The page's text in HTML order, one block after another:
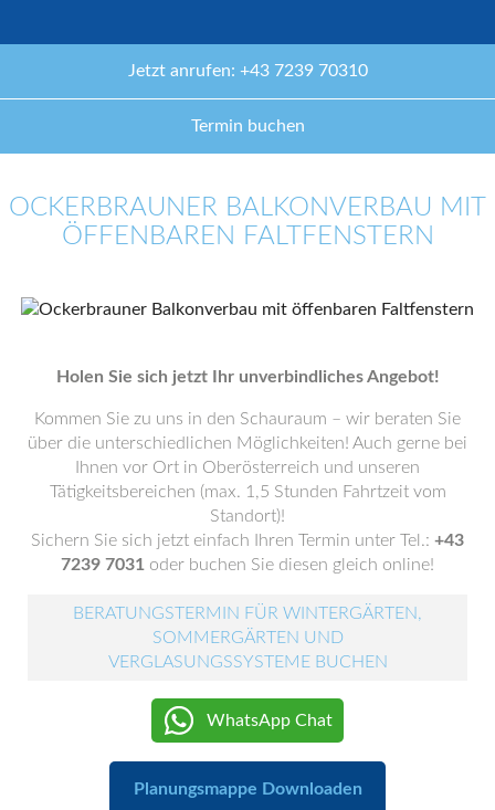
Jetzt anrufen: +43 7239 70310
Termin buchen
OCKERBRAUNER BALKONVERBAU MIT
ÖFFENBAREN FALTFENSTERN
Holen Sie sich jetzt Ihr unverbindliches Angebot!
Kommen Sie zu uns in den Schauraum – wir beraten Sie
über die unterschiedlichen Möglichkeiten! Auch gerne bei
Ihnen vor Ort in Oberösterreich und unseren
Tätigkeitsbereichen (max. 1,5 Stunden Fahrtzeit vom
Standort)!
Sichern Sie sich jetzt einfach Ihren Termin unter Tel.: +43
7239 7031 oder buchen Sie diesen gleich online!
BERATUNGSTERMIN FÜR WINTERGÄRTEN,
SOMMERGÄRTEN UND
VERGLASUNGSSYSTEME BUCHEN
WhatsApp Chat
Planungsmappe Downloaden